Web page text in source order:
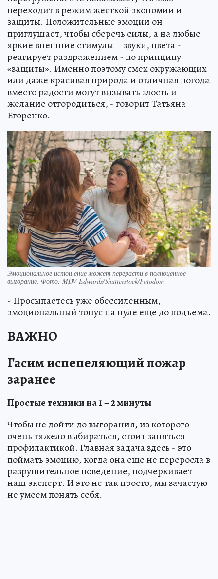
переходит в режим жесткой экономии и
защиты. Положительные эмоции он
приглушает, чтобы сберечь силы, а на любые
яркие внешние стимулы – звуки, цвета -
реагирует раздражением - по принципу
«защиты». Именно поэтому смех окружающих
или даже красивая природа и отличная погода
вместо радости могут вызывать злость и
желание отгородиться, - говорит Татьяна
Егоренко.
Эмоциональное истощение может перерасти в полноценное
выгорание. Фото: MDV Edwards/Shutterstock/Fotodom
- Просыпаетесь уже обессиленным,
эмоциональный тонус на нуле еще до подъема.
ВАЖНО
Гасим испепеляющий пожар
заранее
Простые техники на 1 – 2 минуты
Чтобы не дойти до выгорания, из которого
очень тяжело выбираться, стоит заняться
профилактикой. Главная задача здесь - это
поймать эмоцию, когда она еще не переросла в
разрушительное поведение, подчеркивает
наш эксперт. И это не так просто, мы зачастую
не умеем понять себя.